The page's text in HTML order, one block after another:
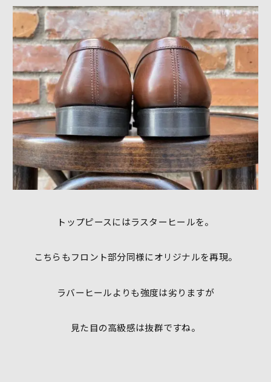
トップピースにはラスターヒールを。
こちらもフロント部分同様にオリジナルを再現。
ラバーヒールよりも強度は劣りますが
見た目の高級感は抜群ですね。